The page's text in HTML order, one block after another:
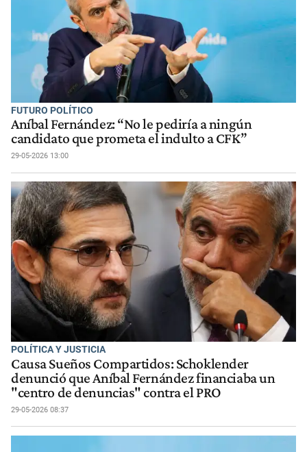
FUTURO POLÍTICO
Aníbal Fernández: “No le pediría a ningún
candidato que prometa el indulto a CFK”
29-05-2026 13:00
POLÍTICA Y JUSTICIA
Causa Sueños Compartidos: Schoklender
denunció que Aníbal Fernández financiaba un
"centro de denuncias" contra el PRO
29-05-2026 08:37